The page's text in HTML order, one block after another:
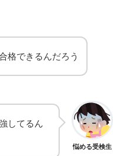
格できるんだろう
悩める受検生
してるん